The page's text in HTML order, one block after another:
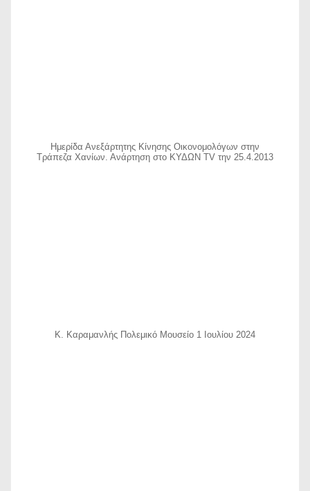
Ημερίδα Ανεξάρτητης Κίνησης Οικονομολόγων στην
Τράπεζα Χανίων. Ανάρτηση στο ΚΥΔΩΝ TV την 25.4.2013
Κ. Καραμανλής Πολεμικό Μουσείο 1 Ιουλίου 2024